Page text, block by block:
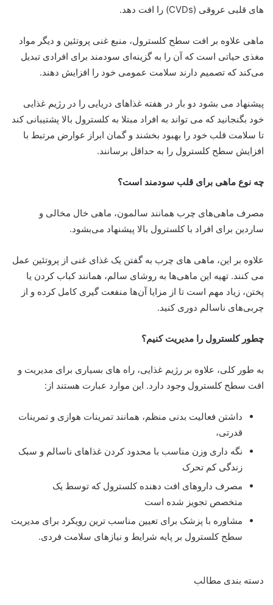
های قلبی عروقی (CVDs) را افت دهد.
ماهی علاوه بر افت سطح کلسترول، منبع غنی پروتئین و دیگر مواد
مغذی حیاتی است که آن را به گزینه‌ای سودمند برای افرادی تبدیل
می‌کند که تصمیم دارند سلامت عمومی خود را افزایش دهند.
پیشنهاد می بشود دو بار در هفته غذاهای دریایی را در رژیم غذایی
خود بگنجانید که می تواند به افراد مبتلا به کلسترول بالا پشتیبانی کند
تا سلامت قلب خود را بهبود بخشند و گمان ابراز عوارض مرتبط با
افزایش سطح کلسترول را به حداقل برسانند.
چه نوع ماهی برای قلب سودمند است؟
مصرف ماهی‌های چرب همانند سالمون، ماهی خال مخالی و
ساردین برای افراد با کلسترول بالا پیشنهاد می‌بشود.
علاوه بر این، ماهی های چرب به گفتن یک غذای غنی از پروتئین عمل
می کنند. تهیه این ماهی‌ها به روشای سالم، همانند کباب کردن یا
پختن، زیاد مهم است تا از مزایا آن‌ها منفعت گیری کامل کرده و از
چربی‌های ناسالم دوری کنید.
چطور کلسترول را مدیریت کنیم؟
به طور کلی، علاوه بر رژیم غذایی، راه های بسیاری برای مدیریت و
افت سطح کلسترول وجود دارد. این موارد عبارت هستند از:
داشتن فعالیت بدنی منظم، همانند تمرینات هوازی و تمرینات
قدرتی،
نگه داری وزن مناسب با محدود کردن غذاهای ناسالم و سبک
زندگی کم تحرک
مصرف داروهای افت دهنده کلسترول که توسط یک
متخصص تجویز شده است
مشاوره با پزشک برای تعیین مناسب ترین رویکرد برای مدیریت
سطح کلسترول بر پایه شرایط و نیازهای سلامت فردی.
دسته بندی مطالب